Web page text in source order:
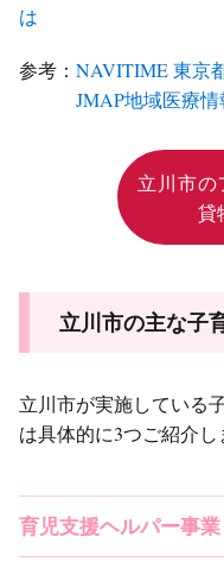
は
参考：NAVITIME 東京
JMAP地域医療
立川市の
貸
立川市の主な子
立川市が実施している
は具体的に3つご紹介し
育児支援ヘルパー事業